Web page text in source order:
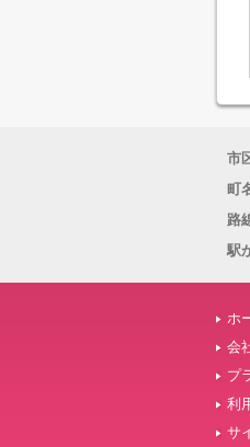
市
町
路
駅
ホ
会
プ
利
サ